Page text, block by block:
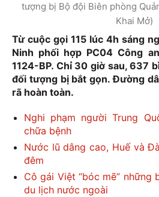
tượng bị Bộ đội Biên phòng
Khai Mở)
Từ cuộc gọi 115 lúc 4h sáng
Ninh phối hợp PC04 Công
1124-BP. Chỉ 30 giờ sau, 637
đối tượng bị bắt gọn. Đường
rã hoàn toàn.
Nghi phạm người Trung
chữa bệnh
Nước lũ dâng cao, Huế và
đêm
Cô gái Việt “bóc mẽ” những
du lịch nước ngoài